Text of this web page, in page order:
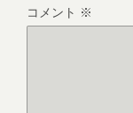
コメント ※